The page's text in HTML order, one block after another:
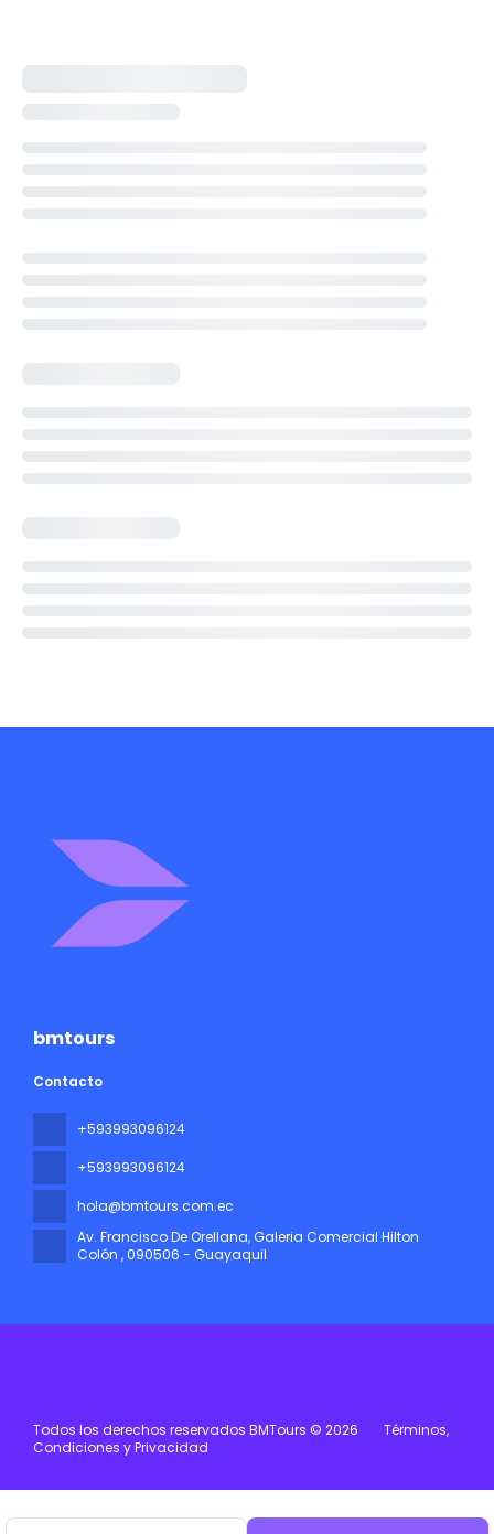
bmtours
Contacto
+593993096124
+593993096124
hola@bmtours.com.ec
Av. Francisco De Orellana, Galeria Comercial Hilton
Colón , 090506 - Guayaquil
Todos los derechos reservados BMTours © 2026
Términos,
Condiciones y Privacidad